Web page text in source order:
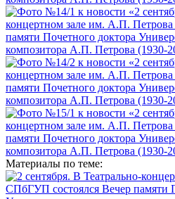
Материалы по теме: